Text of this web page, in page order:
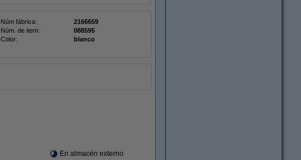
Núm fábrica:
2166659
Núm. de item:
088595
Color:
blanco
En almacén externo